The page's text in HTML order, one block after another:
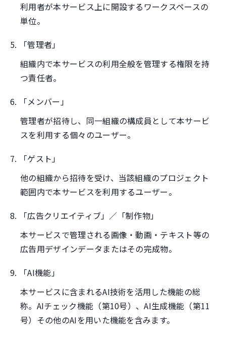
利用者が本サービス上に開設するワークスペースの
単位。
5. 「管理者」
組織内で本サービスの利用全般を管理する権限を持
つ責任者。
6. 「メンバー」
管理者が招待し、同一組織の構成員として本サービ
スを利用する個々のユーザー。
7. 「ゲスト」
他の組織から招待を受け、当該組織のプロジェクト
範囲内で本サービスを利用するユーザー。
8. 「広告クリエイティブ」／「制作物」
本サービスで管理される画像・動画・テキスト等の
広告用デザインデータまたはその完成物。
9. 「AI機能」
本サービスに含まれるAI技術を活用した機能の総
称。AIチェック機能（第10号）、AI生成機能（第11
号）その他のAIを用いた機能を含みます。